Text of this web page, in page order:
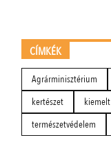
CÍMKÉK
Agrárminisztérium
kertészet
kiemelt
természetvédelem